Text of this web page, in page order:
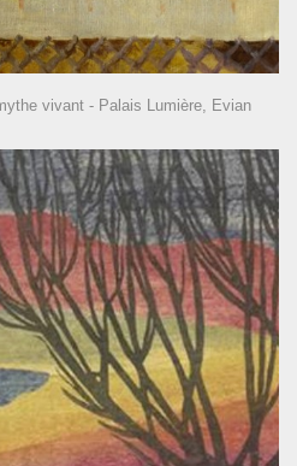
vivant - Palais Lumière, Evian